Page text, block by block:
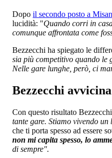
Dopo il secondo posto a
lucidità: "Quando corri in
comunque affrontata come
Bezzecchi ha spiegato le
sia più competitivo quando le
Nelle gare lunghe, però, ci
Bezzecchi
Con questo risultato
tante gare. Stiamo vivendo
che ti porta spesso ad essere
non mi capita spesso, lo
di sempre".